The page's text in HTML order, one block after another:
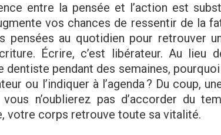
entre la pensée et l’action est
vos chances de ressentir de la
pensées au quotidien pour retrouver
Écrire, c’est libérateur. Au
dentiste pendant des semaines,
ou l’indiquer à l’agenda ? Du coup,
vous n’oublierez pas d’accorder du
votre corps retrouve toute sa vitalité.